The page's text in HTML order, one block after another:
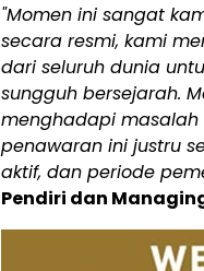
"Momen ini sangat
secara resmi, kami
dari seluruh dunia
sungguh bersejarah.
menghadapi masalah
penawaran ini justru
aktif, dan periode
Pendiri dan